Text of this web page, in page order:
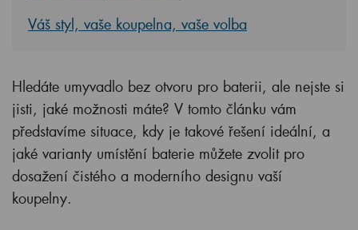
Váš styl, vaše koupelna, vaše volba
Hledáte umyvadlo bez otvoru pro baterii, ale nejste si
jisti, jaké možnosti máte? V tomto článku vám
představíme situace, kdy je takové řešení ideální, a
jaké varianty umístění baterie můžete zvolit pro
dosažení čistého a moderního designu vaší
koupelny.